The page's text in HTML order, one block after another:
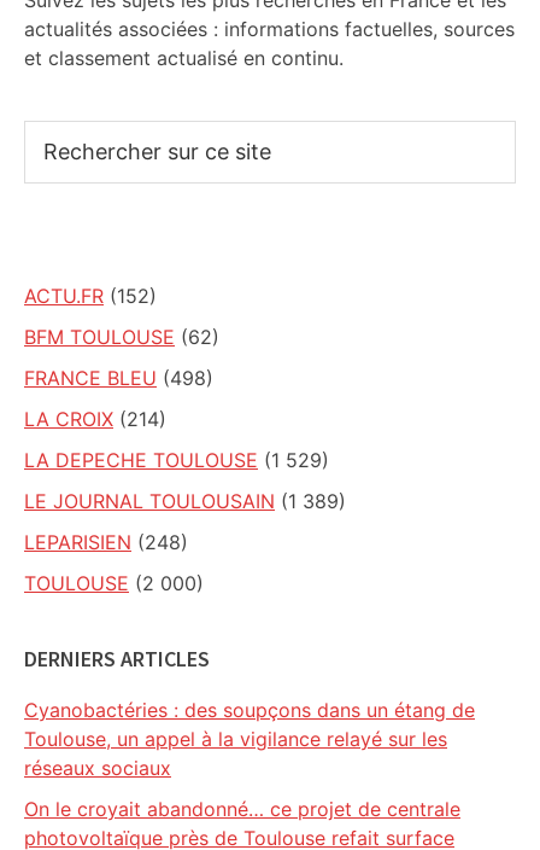
actualités associées : informations factuelles, sources
et classement actualisé en continu.
sur
ACTU.FR (152)
BFM TOULOUSE (62)
FRANCE BLEU (498)
LA CROIX (214)
LA DEPECHE TOULOUSE (1 529)
LE JOURNAL TOULOUSAIN (1 389)
LEPARISIEN (248)
TOULOUSE (2 000)
DERNIERS ARTICLES
Cyanobactéries : des soupçons dans un étang de
Toulouse, un appel à la vigilance relayé sur les
réseaux sociaux
On le croyait abandonné… ce projet de centrale
photovoltaïque près de Toulouse refait surface